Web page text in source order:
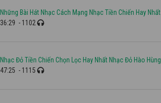
Những Bài Hát Nhạc Cách Mạng Nhạc Tiền Chiến Hay Nhất
36:29 - 1102
Nhạc Đỏ Tiền Chiến Chọn Lọc Hay Nhất Nhạc Đỏ Hào Hùng
47:25 - 1115